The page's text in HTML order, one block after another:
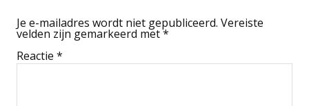
Je e-mailadres wordt niet gepubliceerd. Vereiste
velden zijn gemarkeerd met*
Reactie *